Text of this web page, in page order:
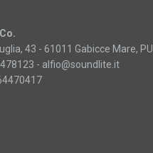
43 - 61011 Gabicce Mare, PU
- alfio@soundlite.it